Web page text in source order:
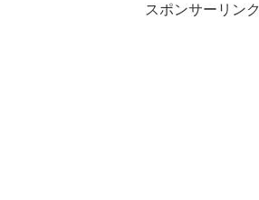
スポンサーリンク